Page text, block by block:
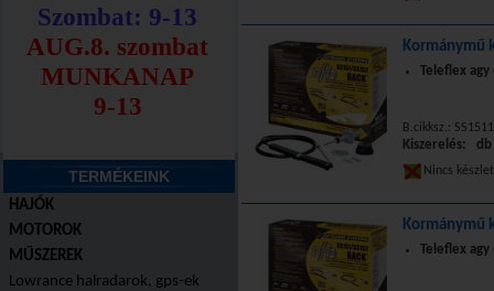
TERMÉKEINK
HAJÓK
MOTOROK
MŰSZEREK
Lowrance halradarok, gps-ek
Kormánymű
Teleflex
B.cikksz.:
Kiszerelés: db
Nincs
Kormánymű
Teleflex